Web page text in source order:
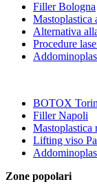
Filler Bologna
Alternativa
Procedure
BOTOX
Filler Napoli
Mastoplastica
Lifting viso
Zone popolari